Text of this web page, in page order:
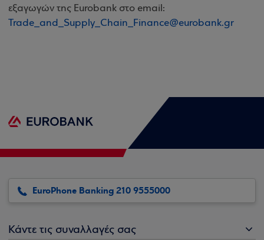
εξαγωγών της Eurobank στο email:
Trade_and_Supply_Chain_Finance@eurobank.gr
EuroPhone Banking 210 9555000
Κάντε τις συναλλαγές σας